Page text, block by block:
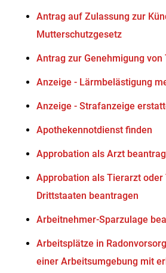
Antrag auf Zulassung zur
Mutterschutzgesetz
Antrag zur Genehmigung von
Anzeige - Lärmbelästigung
Anzeige - Strafanzeige
Apothekennotdienst finden
Approbation als Arzt
Approbation als Tierarzt
Drittstaaten beantragen
Arbeitnehmer-Sparzulage
Arbeitsplätze in
einer Arbeitsumgebung mit